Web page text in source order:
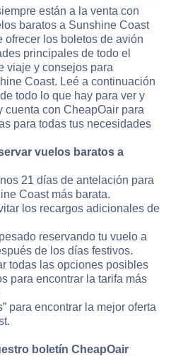
están a la venta con
baratos a Sunshine Coast
ofrecer los boletos de avión
principales de todo el
viaje y consejos para
Coast. Leé a continuación
todo lo que hay para ver y
cuenta con CheapOair para
para todas tus necesidades
vuelos baratos a
21 días de antelación para
Coast más barata.
los recargos adicionales de
reservando tu vuelo a
de los días festivos.
todas las opciones posibles
para encontrar la tarifa más
para encontrar la mejor oferta
boletín CheapOair